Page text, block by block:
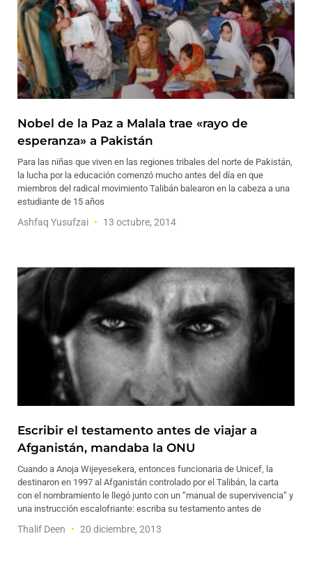
Nobel de la Paz a Malala trae «rayo de
esperanza» a Pakistán
Para las niñas que viven en las regiones tribales del norte de Pakistán,
la lucha por la educación comenzó mucho antes del día en que
miembros del radical movimiento Talibán balearon en la cabeza a una
estudiante de 15 años
Ashfaq Yusufzai 13 octubre, 2014
Escribir el testamento antes de viajar a
Afganistán, mandaba la ONU
Cuando a Anoja Wijeyesekera, entonces funcionaria de Unicef, la
destinaron en 1997 al Afganistán controlado por el Talibán, la carta
con el nombramiento le llegó junto con un “manual de supervivencia” y
una instrucción escalofriante: escriba su testamento antes de
Thalif Deen 20 diciembre, 2013